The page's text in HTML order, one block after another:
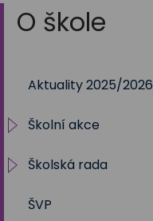
O škole
Aktuality 2025/2026
Školní akce
2025/2026
2024/2025
Školská rada
Volby 2017
ŠVP